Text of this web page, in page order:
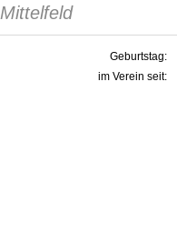
Mittelfeld
Geburtstag:
im Verein seit: